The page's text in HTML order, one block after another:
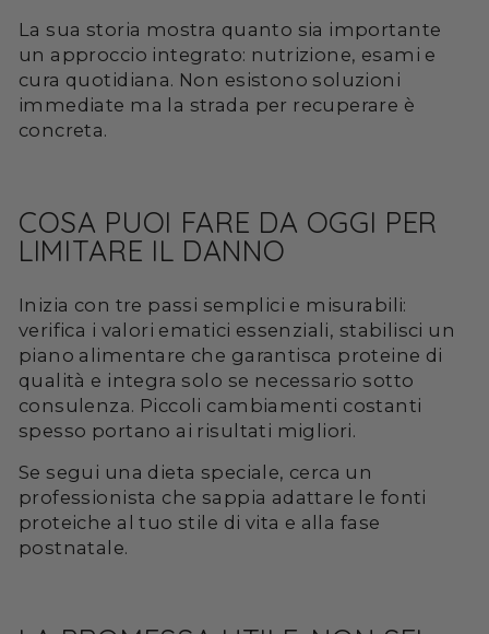
La sua storia mostra quanto sia importante
un approccio integrato: nutrizione, esami e
cura quotidiana. Non esistono soluzioni
immediate ma la strada per recuperare è
concreta.
COSA PUOI FARE DA OGGI PER
LIMITARE IL DANNO
Inizia con tre passi semplici e misurabili:
verifica i valori ematici essenziali, stabilisci un
piano alimentare che garantisca proteine di
qualità e integra solo se necessario sotto
consulenza. Piccoli cambiamenti costanti
spesso portano ai risultati migliori.
Se segui una dieta speciale, cerca un
professionista che sappia adattare le fonti
proteiche al tuo stile di vita e alla fase
postnatale.